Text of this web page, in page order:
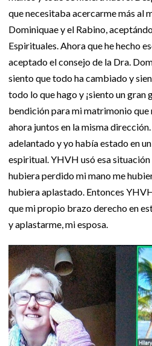
que necesitaba acercarme más al
Dominiquae y el Rabino,
Espirituales. Ahora que he hecho
aceptado el consejo de la Dra.
siento que todo ha cambiado y
todo lo que hago y ¡siento un gran
bendición para mi matrimonio que
ahora juntos en la misma
adelantado y yo había estado en
espiritual. YHVH usó esa situación
hubiera perdido mi mano me
hubiera aplastado. Entonces
que mi propio brazo derecho en
y aplastarme, mi esposa.